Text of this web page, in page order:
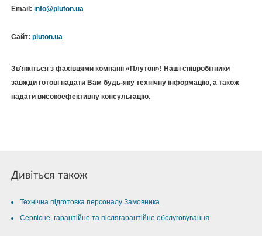
Email: info@pluton.ua
Сайт: pluton.ua
Зв'яжіться з фахівцями компанії «Плутон»! Наші співробітники
завжди готові надати Вам будь-яку технічну інформацію, а також
надати високоефективну консультацію.
Дивіться також
Технічна підготовка персоналу Замовника
Сервісне, гарантійне та післягарантійне обслуговування